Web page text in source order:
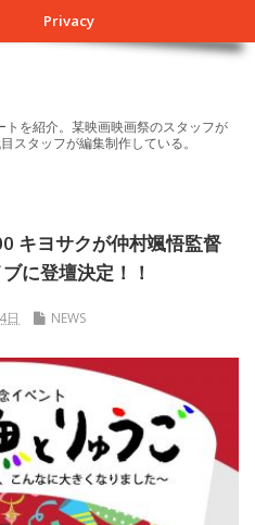
Privacy
を紹介。某映画映画祭のスタッフが
スタッフが編集制作している。
キヨサクが仲村颯悟監督
に登壇決定！！
日 NEWS